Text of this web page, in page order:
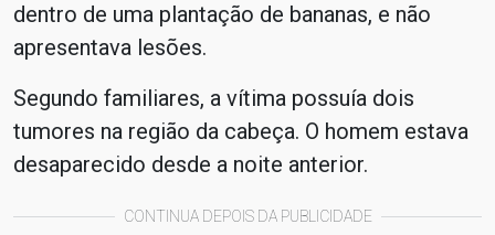
dentro de uma plantação de bananas, e não
apresentava lesões.
Segundo familiares, a vítima possuía dois
tumores na região da cabeça. O homem estava
desaparecido desde a noite anterior.
CONTINUA DEPOIS DA PUBLICIDADE